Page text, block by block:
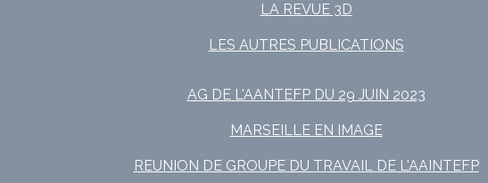
LA REVUE 3D
LES AUTRES PUBLICATIONS
AG DE L'AANTEFP DU 29 JUIN 2023
MARSEILLE EN IMAGE
REUNION DE GROUPE DU TRAVAIL DE L'AAINTEFP